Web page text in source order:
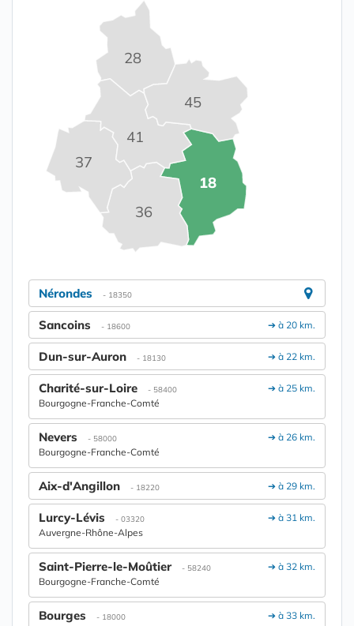
18
28
36
37
41
45
Nérondes - 18350
➔ à 20 km.
Sancoins - 18600
➔ à 22 km.
Dun-sur-Auron - 18130
➔ à 25 km.
Charité-sur-Loire - 58400
Bourgogne-Franche-Comté
➔ à 26 km.
Nevers - 58000
Bourgogne-Franche-Comté
➔ à 29 km.
Aix-d'Angillon - 18220
➔ à 31 km.
Lurcy-Lévis - 03320
Auvergne-Rhône-Alpes
➔ à 32 km.
Saint-Pierre-le-Moûtier - 58240
Bourgogne-Franche-Comté
➔ à 33 km.
Bourges - 18000